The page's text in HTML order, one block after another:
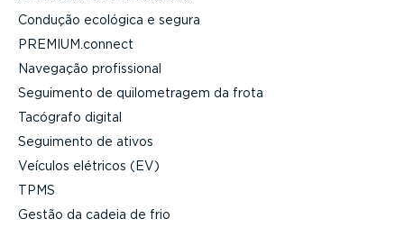
Condução ecológica e segura
PREMIUM.connect
Navegação profis­sional
Seguimento de quilo­me­tragem da frota
Tacógrafo digital
Seguimento de ativos
Veículos elétricos (EV)
TPMS
Gestão da cadeia de frio